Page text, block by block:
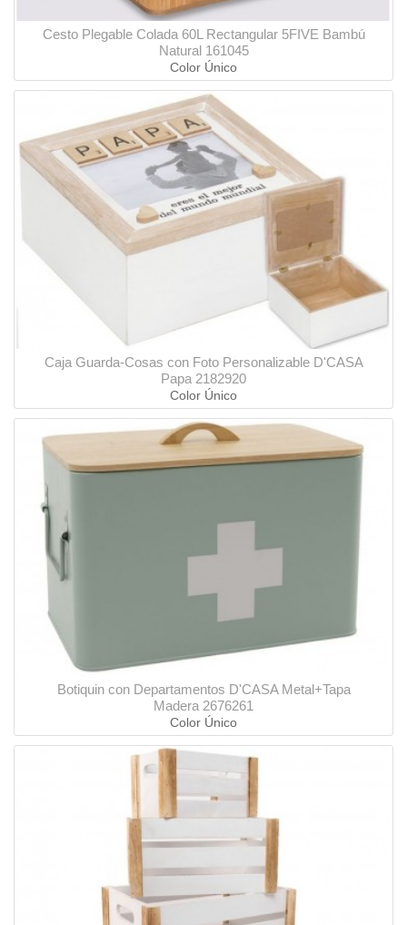
Cesto Plegable Colada 60L Rectangular 5FIVE Bambú
Natural 161045
Color Único
Caja Guarda-Cosas con Foto Personalizable D'CASA
Papa 2182920
Color Único
Botiquin con Departamentos D'CASA Metal+Tapa
Madera 2676261
Color Único